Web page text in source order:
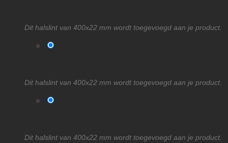
Dit halslint van 400x22 mm wordt toegevoegd aan je product.
Dit halslint van 400x22 mm wordt toegevoegd aan je product.
Dit halslint van 400x22 mm wordt toegevoegd aan je product.